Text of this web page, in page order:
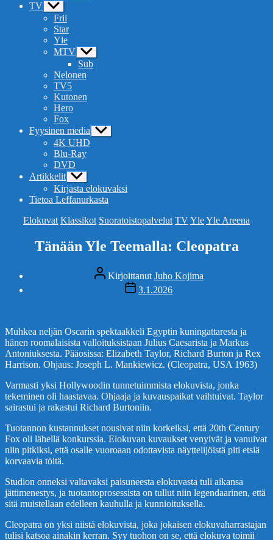
TV Näytä
alavalikko
Frii
Star
Yle
MTV Näytä
alavalikko
Sub
Nelonen
TV5
Kutonen
Hero
Fox
Fyysinen media Näytä
alavalikko
4K UHD
Blu-Ray
DVD
Artikkelit Näytä
alavalikko
Kirjasta elokuvaksi
Tietoa Leffanurkasta
Kategoriat
Elokuvat Klassikot Suoratoistopalvelut TVYleYle Areena
Tänään Yle Teemalla: Cleopatra
Kirjoittaja
Kirjoittanut Juho Kojima
Julkaisupäivämäärä
3.1.2026
Muhkea neljän Oscarin spektaakkeli Egyptin kuningattaresta ja
hänen roomalaisista valloituksistaan Julius Caesarista ja Markus
Antoniuksesta. Pääosissa: Elizabeth Taylor, Richard Burton ja Rex
Harrison. Ohjaus: Joseph L. Mankiewicz. (Cleopatra, USA 1963)
Varmasti yksi Hollywoodin tunnetuimmista elokuvista, jonka
tekeminen oli haastavaa. Ohjaaja ja kuvauspaikat vaihtuivat. Taylor
sairastui ja rakastui Richard Burtoniin.
Tuotannon kustannukset nousivat niin korkeiksi, että 20th Century
Fox oli lähellä konkurssia. Elokuvan kuvaukset venyivät ja vanuivat
niin pitkiksi, että osalle vuoroaan odottavista näyttelijöistä piti etsiä
korvaavia töitä.
Studion onneksi valtavaksi paisuneesta elokuvasta tuli aikansa
jättimenestys, ja tuotantoprosessista on tullut niin legendaarinen, että
sitä muistellaan edelleen kauhulla ja kunnioituksella.
Cleopatra on yksi niistä elokuvista, joka jokaisen elokuvaharrastajan
tulisi katsoa ainakin kerran. Syy tuohon on se, että elokuva toimii